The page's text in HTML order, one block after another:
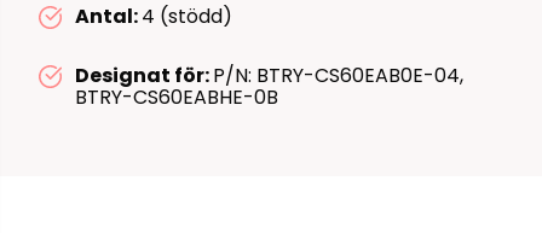
Antal:4 (stödd)
Designat för:P/N: BTRY-CS60EAB0E-04,
BTRY-CS60EABHE-0B